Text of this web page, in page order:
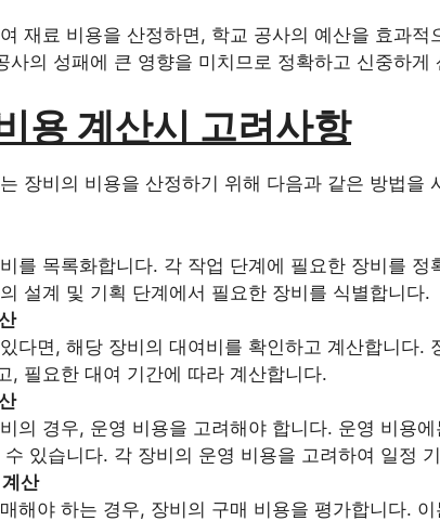
재료 비용을 산정하면, 학교 공사의 예산을 효과적
사의 성패에 큰 영향을 미치므로 정확하고 신중하게
용 계산시 고려사항
장비의 비용을 산정하기 위해 다음과 같은 방법을
를 목록화합니다. 각 작업 단계에 필요한 장비를
설계 및 기획 단계에서 필요한 장비를 식별합니다.
다면, 해당 장비의 대여비를 확인하고 계산합니다.
, 필요한 대여 기간에 따라 계산합니다.
의 경우, 운영 비용을 고려해야 합니다. 운영 비용
있습니다. 각 장비의 운영 비용을 고려하여 일정
산
해야 하는 경우, 장비의 구매 비용을 평가합니다.